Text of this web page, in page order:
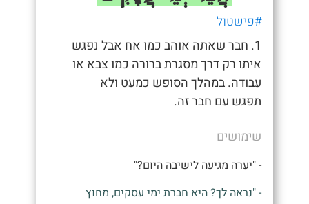
#פישטול
1. חבר שאתה אוהב כמו אח אבל נפגש
איתו רק דרך מסגרת ברורה כמו צבא או
עבודה. במהלך הסופש כמעט ולא
תפגש עם חבר זה.
שימושים
- "יערה מגיעה לישיבה היום?"
- "נראה לך? היא חברת ימי עסקים, מחוץ